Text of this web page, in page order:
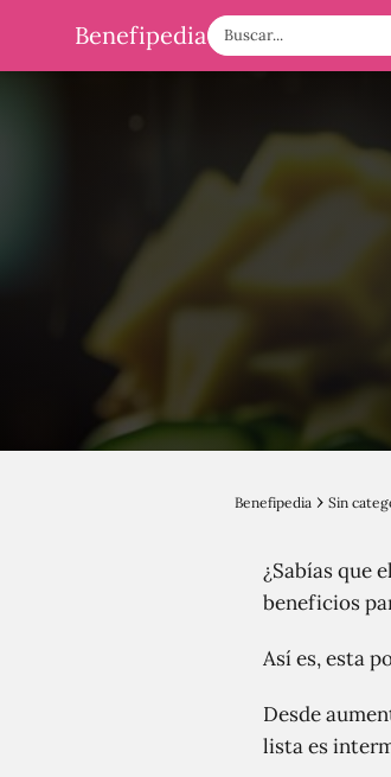
Benefipedia
Benefipedia Sin
¿Sabías que
beneficios
Así es, esta
Desde
lista es